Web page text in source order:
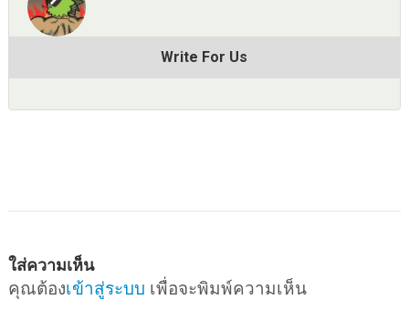
Write For Us
ใส่ความเห็น
คุณต้องเข้าสู่ระบบ เพื่อจะพิมพ์ความเห็น